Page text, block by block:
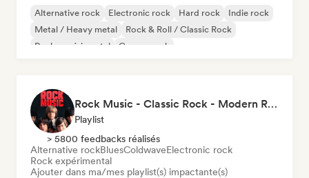
Alternative rock Electronic rock Hard rock
Indie rock
Metal / Heavy metal
Rock & Roll / Classic Rock
Rock expérimental
Garage rock
Rock Music - Classic Rock - Modern Rock
Playlist
> 5800 feedbacks réalisés
Alternative rockBluesColdwaveElectronic rock
Rock expérimental
Ajouter dans ma/mes playlist(s) impactante(s)